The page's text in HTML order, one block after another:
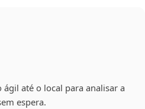
até o local para analisar a
espera.